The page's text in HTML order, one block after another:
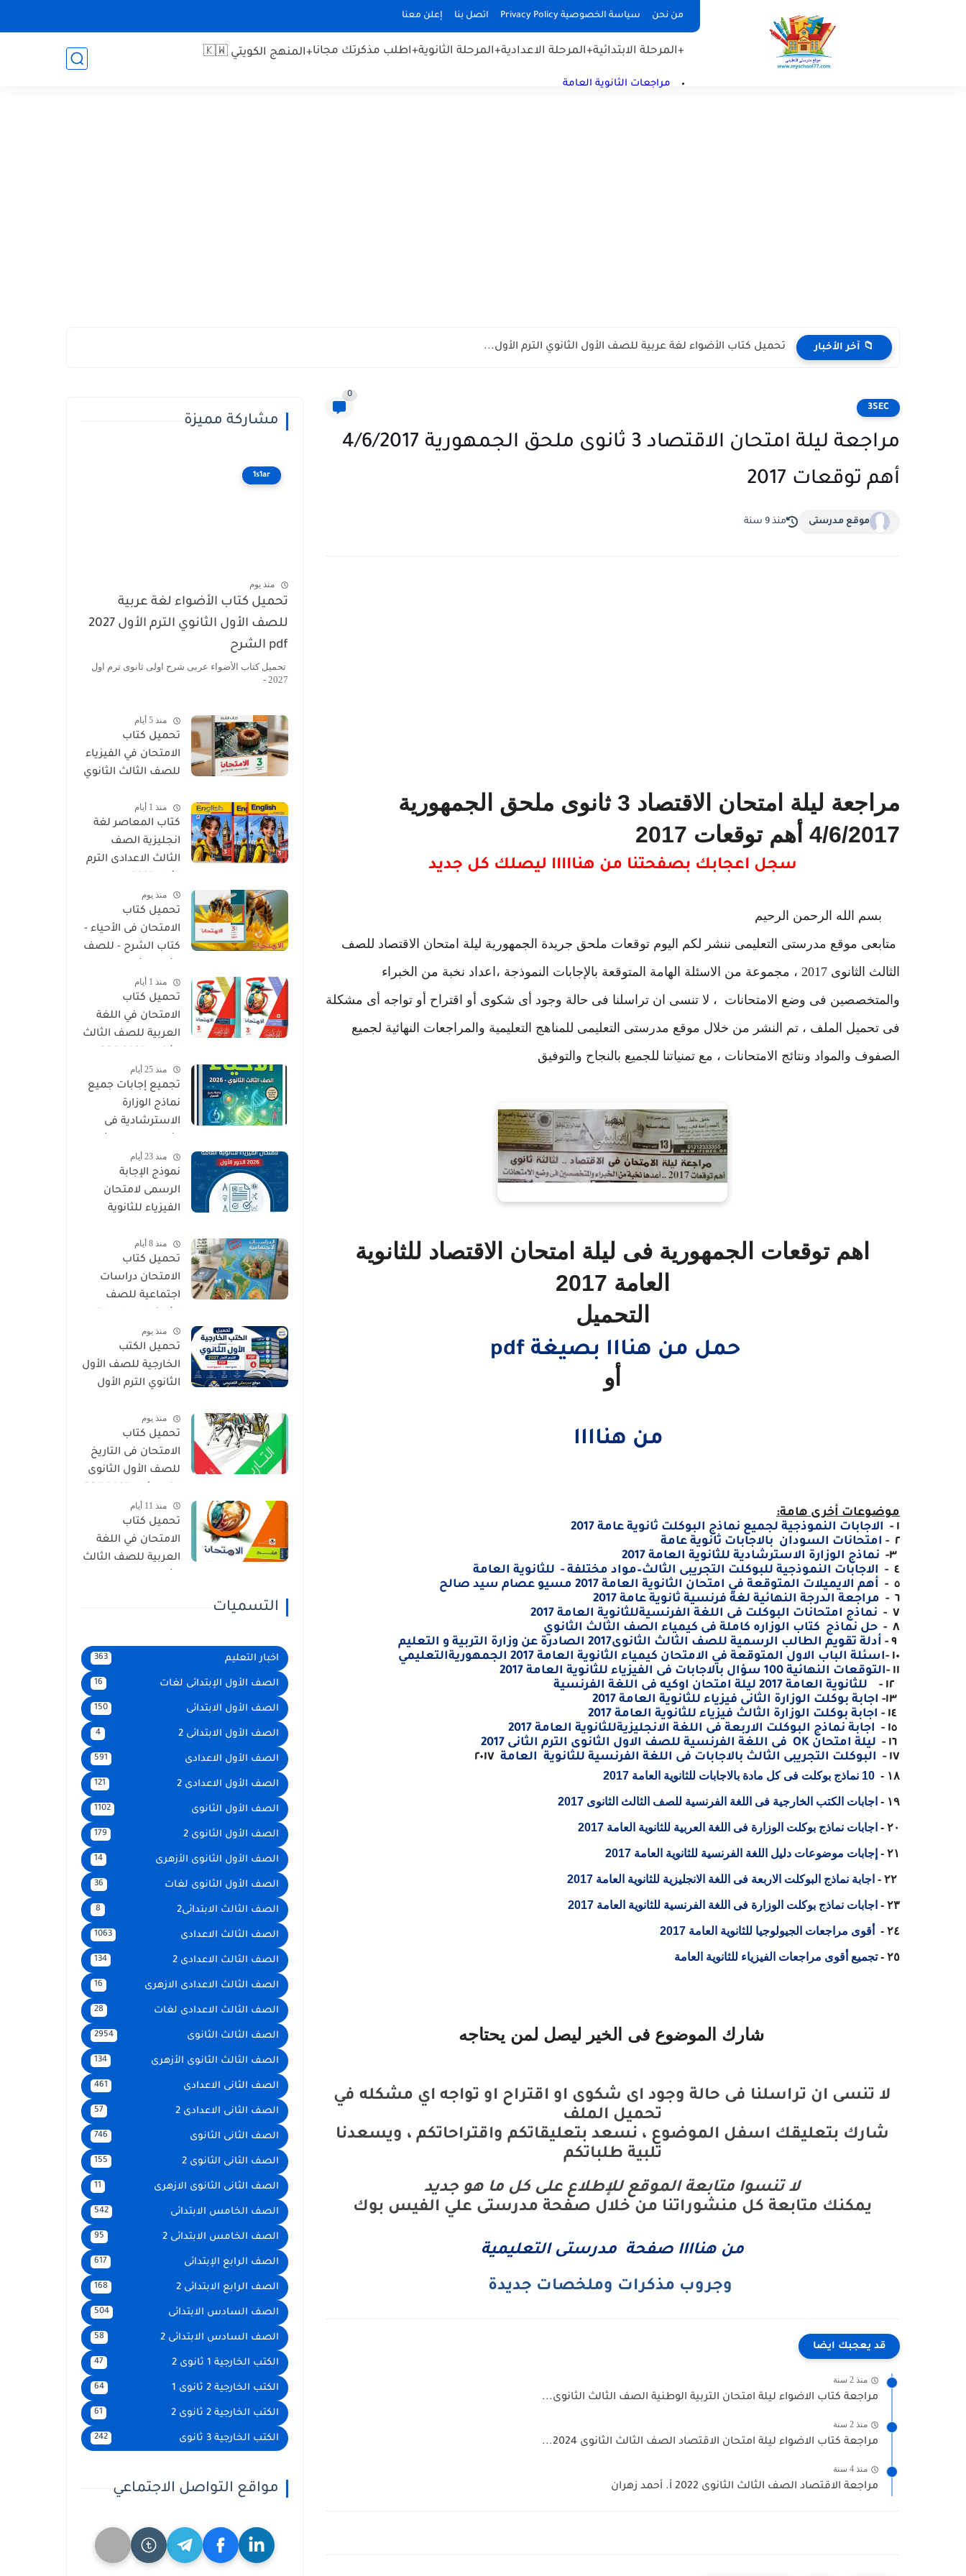
من نحن سياسة الخصوصية Privacy Policy اتصل بنا إعلن معنا
+المرحلة الابتدائية+المرحلة الاعدادية+المرحلة الثانوية+اطلب مذكرتك مجانا+المنهج الكويتي 🇰🇼
مراجعات الثانوية العامة
📁 آخر الأخبار تحميل كتاب الأضواء لغة عربية للصف الأول الثانوي الترم الأول...
3SEC
0
مراجعة ليلة امتحان الاقتصاد 3 ثانوى ملحق الجمهورية 4/6/2017
أهم توقعات 2017
موقع مدرستى منذ 9 سنة
مراجعة ليلة امتحان الاقتصاد 3 ثانوى ملحق الجمهورية
4/6/2017 أهم توقعات 2017
سجل اعجابك بصفحتنا من هنااااا ليصلك كل جديد
بسم الله الرحمن الرحيم
متابعى موقع مدرستى التعليمى ننشر لكم اليوم توقعات ملحق جريدة الجمهورية ليلة امتحان الاقتصاد للصف
الثالث الثانوى 2017 ، مجموعة من الاسئلة الهامة المتوقعة بالإجابات النموذجة ،
اعداد نخبة من الخبراء
والمتخصصين فى وضع الامتحانات ، لا تنسى ان تراسلنا فى حالة وجود أى شكوى أو اقتراح أو تواجه أى مشكلة
فى تحميل الملف ، تم النشر من خلال موقع مدرستى التعليمى للمناهج التعليمية والمراجعات النهائية لجميع
الصفوف والمواد ونتائج الامتحانات ، مع تمنياتنا للجميع بالنجاح والتوفيق
اهم توقعات الجمهورية فى ليلة امتحان الاقتصاد للثانوية
العامة 2017
التحميل
حمل من هنااا بصيغة pdf
أو
من هناااا
موضوعات أخرى هامة:
١ -
الاجابات النموذجية لجميع نماذج البوكلت ثانوية عامة 2017
٢ -
امتحانات السودان بالاجابات ثانوية عامة
نماذج الوزارة الاسترشادية للثانوية العامة 2017
٤ -
الاجابات النموذجية للبوكلت التجريبى الثالث–مواد مختلفة - للثانوية العامة
٥ -
أهم الايميلات المتوقعة في امتحان الثانوية العامة 2017 مسيو عصام سيد صالح
٦ -
مراجعة الدرجة النهائية لغة فرنسية ثانوية عامة 2017
٧ -
نماذج امتحانات البوكلت فى اللغة الفرنسيةللثانوية العامة 2017
٨ -
حل نماذج كتاب الوزاره كاملة فى كيمياء الصف الثالث الثانوي
أدلة تقويم الطالب الرسمية للصف الثالث الثانوى2017 الصادرة عن وزارة التربية و التعليم
١٠ -
اسئلة الباب الاول المتوقعة في الامتحان كيمياء الثانوية العامة 2017 الجمهوريةالتعليمي
١١ -
التوقعات النهائية 100 سؤال بالاجابات فى الفيزياء للثانوية العامة 2017
للثانوية العامة 2017
ليلة امتحان اوكيه فى اللغة الفرنسية
اجابة بوكلت الوزارة الثانى فيزياء للثانوية العامة 2017
اجابة بوكلت الوزارة الثالث فيزياء للثانوية العامة 2017
اجابة نماذج البوكلت الاربعة فى اللغة الانجليزيةللثانوية العامة 2017
١٦ - ليلة امتحان
فى اللغة الفرنسية للصف الاول الثانوى الترم الثانى 2017
١٧ -
البوكلت التجريبى الثالث بالاجابات فى اللغة الفرنسية للثانوية العامة
١٨ -
١٩ - اجابات الكتب الخارجية فى اللغة الفرنسية للصف الثالث الثانوى 2017
٢٠ - اجابات نماذج بوكلت الوزارة فى اللغة العربية للثانوية العامة 2017
٢١ - إجابات موضوعات دليل اللغة الفرنسية للثانوية العامة 2017
اجابة نماذج البوكلت الاربعة فى اللغة الانجليزية للثانوية العامة 2017
٢٣ - اجابات نماذج بوكلت الوزارة فى اللغة الفرنسية للثانوية العامة 2017
٢٤ - أقوى مراجعات الجيولوجيا للثانوية العامة 2017
٢٥ - تجميع أقوى مراجعات الفيزياء للثانوية العامة
شارك الموضوع فى الخير ليصل لمن يحتاجه
لا تنسى ان تراسلنا فى حالة وجود اى شكوى او اقتراح او تواجه اي مشكله في
تحميل الملف
شارك بتعليقك اسفل الموضوع ، نسعد بتعليقاتكم واقتراحاتكم ، ويسعدنا
تلبية طلباتكم
لا تنسوا متابعة الموقع للإطلاع على كل ما هو جديد
يمكنك متابعة كل منشوراتنا من خلال صفحة مدرستى علي الفيس بوك
من هناااا صفحة مدرستى التعليمية
وجروب مذكرات وملخصات جديدة
قد يعجبك ايضا
منذ 2 سنة
مراجعة كتاب الاضواء ليلة امتحان التربية الوطنية الصف الثالث الثانوى...
منذ 2 سنة
مراجعة كتاب الاضواء ليلة امتحان الاقتصاد الصف الثالث الثانوى 2024...
منذ 4 سنة
مراجعة الاقتصاد الصف الثالث الثانوى 2022 أ. أحمد زهران
مشاركة مميزة
1s1ar
منذ يوم
تحميل كتاب الأضواء لغة عربية
للصف الأول الثانوي الترم الأول 2027
pdf الشرح
تحميل كتاب الأضواء عربى شرح اولى ثانوى ترم اول
2027 -
منذ 5 أيام
تحميل كتاب
الامتحان في الفيزياء
للصف الثالث الثانوي
الشرح
منذ 1 أيام
كتاب المعاصر لغة
انجليزية الصف
الثالث الاعدادى الترم
منذ يوم
تحميل كتاب
الامتحان فى الأحياء -
كتاب الشرح - للصف
PDFمنذ 1 أيام
تحميل كتاب
الامتحان في اللغة
العربية للصف الثالث
كتاب الأسئلة
والتدريبات كامل
منذ 25 أيام
تجميع إجابات جميع
نماذج الوزارة
الاسترشادية فى
الثانوي 2026
منذ 23 أيام
نموذج الإجابة
الرسمى لامتحان
الفيزياء للثانوية
الأول
منذ 8 أيام
تحميل كتاب
الامتحان دراسات
اجتماعية للصف
الأول 2027 PDFمنذ يوم
تحميل الكتب
الخارجية للصف الأول
الثانوي الترم الأول
المواد المنهج
الجديد)
منذ يوم
تحميل كتاب
الامتحان فى التاريخ
للصف الأول الثانوى
النسخة الجديدة
منذ 11 أيام
تحميل كتاب
الامتحان في اللغة
العربية للصف الثالث
التسميات
اخبار التعليم 363
الصف الأول الإبتدائى لغات 16
الصف الأول الابتدائى 150
الصف الأول الابتدائى 2 4
الصف الأول الاعدادى 591
الصف الأول الاعدادى 2 121
الصف الأول الثانوى 1102
الصف الأول الثانوى 2 179
الصف الأول الثانوى الأزهرى 14
الصف الأول الثانوى لغات 36
الصف الثالث الابتدائى2 8
الصف الثالث الاعدادى 1063
الصف الثالث الاعدادى 2 134
الصف الثالث الاعدادى الازهرى 16
الصف الثالث الاعدادى لغات 28
الصف الثالث الثانوى 2954
الصف الثالث الثانوى الأزهرى 134
الصف الثانى الاعدادى 461
الصف الثانى الاعدادى 2 57
الصف الثانى الثانوى 746
الصف الثانى الثانوى 2 155
الصف الثانى الثانوى الازهرى 11
الصف الخامس الابتدائى 542
الصف الخامس الابتدائى 2 95
الصف الرابع الإبتدائى 617
الصف الرابع الابتدائى 2 168
الصف السادس الابتدائى 504
الصف السادس الابتدائى 2 58
الكتب الخارجية 1 ثانوى 2 47
الكتب الخارجية 2 ثانوى 1 64
الكتب الخارجية 2 ثانوى 2 61
الكتب الخارجية 3 ثانوى 242
مواقع التواصل الاجتماعي